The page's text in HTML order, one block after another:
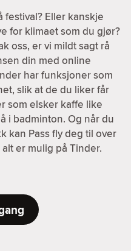
Eller kanskje
for klimaet som du gjør?
oss, er vi mildt sagt rå
din med online
har funksjoner som
slik at de du liker får
som elsker kaffe like
i badminton. Og når du
kan Pass fly deg til over
er mulig på Tinder.